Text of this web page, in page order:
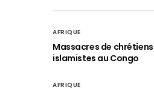
AFRIQUE
Massacres de
islamistes au Congo
AFRIQUE